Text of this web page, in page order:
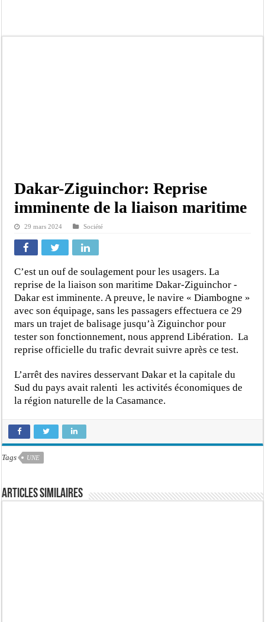
Dakar-Ziguinchor: Reprise
imminente de la liaison maritime
29 mars 2024 Société
C’est un ouf de soulagement pour les usagers. La
reprise de la liaison son maritime Dakar-Ziguinchor -
Dakar est imminente. A preuve, le navire « Diambogne »
avec son équipage, sans les passagers effectuera ce 29
mars un trajet de balisage jusqu’à Ziguinchor pour
tester son fonctionnement, nous apprend Libération. La
reprise officielle du trafic devrait suivre après ce test.
L’arrêt des navires desservant Dakar et la capitale du
Sud du pays avait ralenti les activités économiques de
la région naturelle de la Casamance.
Tags UNE
Articles similaires